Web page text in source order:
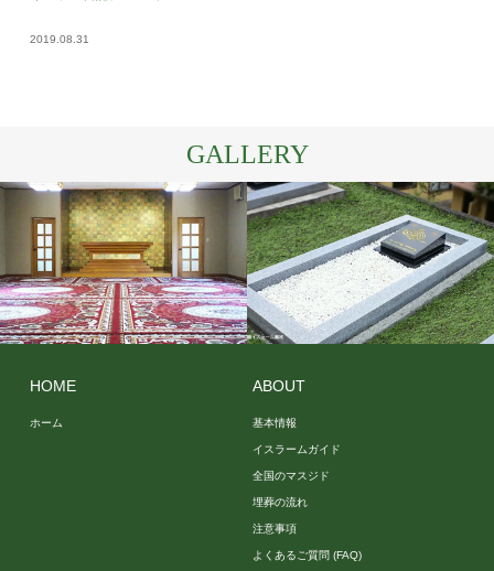
2019.08.31
GALLERY
礼拝堂
その他の画
像
HOME
ホーム
ABOUT
基本情報
イスラームガイド
全国のマスジド
埋葬の流れ
注意事項
よくあるご質問 (FAQ)